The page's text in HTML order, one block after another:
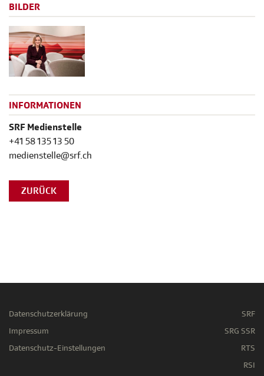
BILDER
INFORMATIONEN
SRF Medienstelle
+41 58 135 13 50
medienstelle@srf.ch
ZURÜCK
Datenschutzerklärung
Impressum
Datenschutz-Einstellungen
SRF
SRG SSR
RTS
RSI